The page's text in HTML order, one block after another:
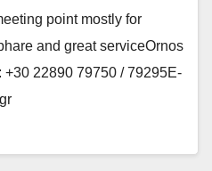
point mostly for
and great serviceOrnos
+30 22890 79750 / 79295E-